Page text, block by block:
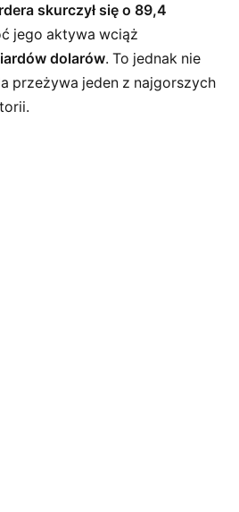
skurczył się o 89,4
jego aktywa wciąż
dolarów. To jednak nie
przeżywa jeden z najgorszych